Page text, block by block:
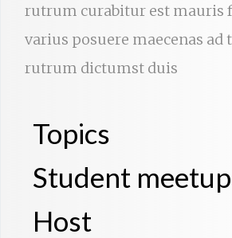
rutrum curabitur est mauris
varius posuere maecenas ad
rutrum dictumst duis
Topics
Student meetup
Host